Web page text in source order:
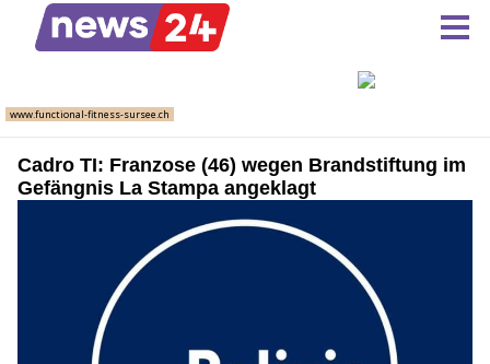
Cadro TI: Franzose (46) wegen Brandstiftung im
Gefängnis La Stampa angeklagt